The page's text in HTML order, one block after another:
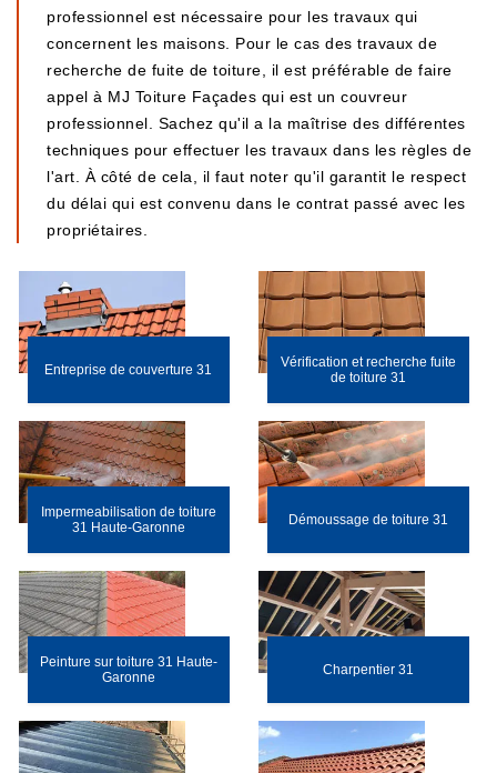
professionnel est nécessaire pour les travaux qui
concernent les maisons. Pour le cas des travaux de
recherche de fuite de toiture, il est préférable de faire
appel à MJ Toiture Façades qui est un couvreur
professionnel. Sachez qu'il a la maîtrise des différentes
techniques pour effectuer les travaux dans les règles de
l'art. À côté de cela, il faut noter qu'il garantit le respect
du délai qui est convenu dans le contrat passé avec les
propriétaires.
Entreprise de couverture 31
Vérification et recherche fuite
de toiture 31
Impermeabilisation de toiture
31 Haute-Garonne
Démoussage de toiture 31
Peinture sur toiture 31 Haute-
Garonne
Charpentier 31